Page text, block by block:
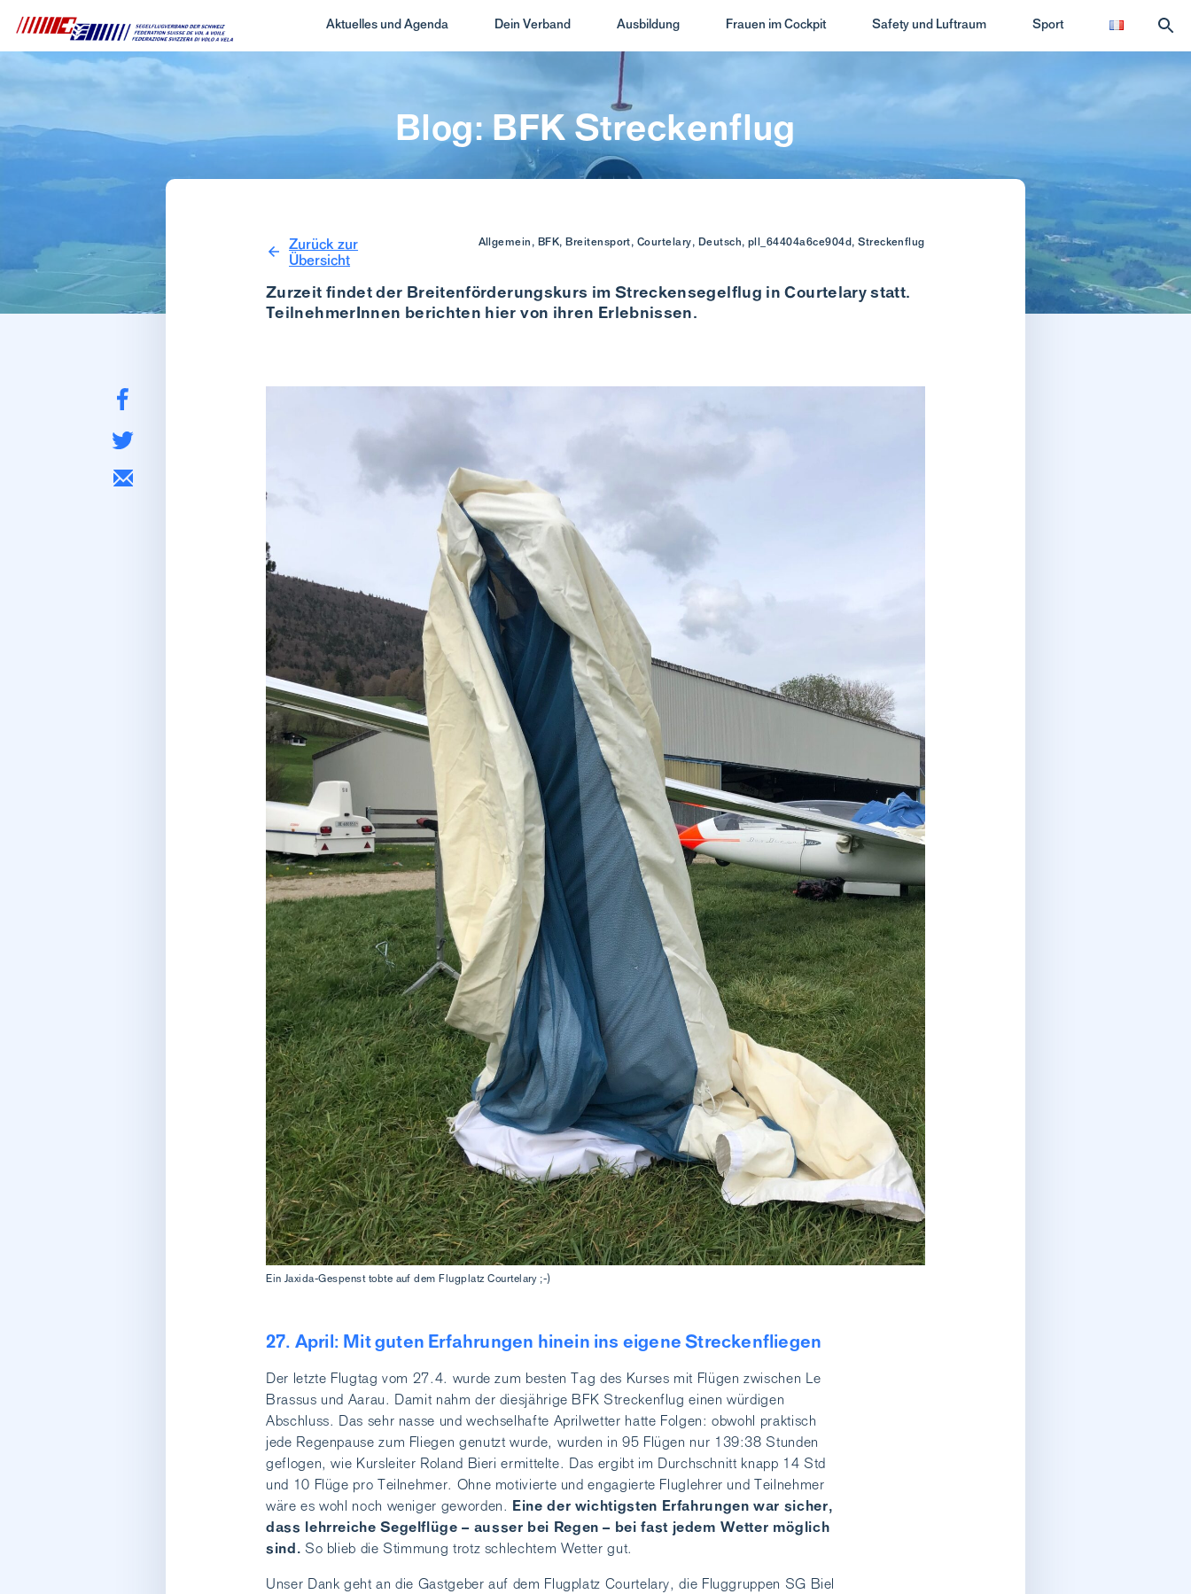
Aktuelles und Agenda Dein Verband Ausbildung Frauen im Cockpit Safety und Luftraum Sport
Blog: BFK Streckenflug
Zurück zur
Übersicht
Allgemein, BFK, Breitensport, Courtelary, Deutsch, pll_64404a6ce904d, Streckenflug
Zurzeit findet der Breitenförderungskurs im Streckensegelflug in Courtelary statt.
TeilnehmerInnen berichten hier von ihren Erlebnissen.
Ein Jaxida-Gespenst tobte auf dem Flugplatz Courtelary ;-)
27. April: Mit guten Erfahrungen hinein ins eigene Streckenfliegen
Der letzte Flugtag vom 27.4. wurde zum besten Tag des Kurses mit Flügen zwischen Le
Brassus und Aarau. Damit nahm der diesjährige BFK Streckenflug einen würdigen
Abschluss. Das sehr nasse und wechselhafte Aprilwetter hatte Folgen: obwohl praktisch
jede Regenpause zum Fliegen genutzt wurde, wurden in 95 Flügen nur 139:38 Stunden
geflogen, wie Kursleiter Roland Bieri ermittelte. Das ergibt im Durchschnitt knapp 14 Std
und 10 Flüge pro Teilnehmer. Ohne motivierte und engagierte Fluglehrer und Teilnehmer
wäre es wohl noch weniger geworden. Eine der wichtigsten Erfahrungen war sicher,
dass lehrreiche Segelflüge – ausser bei Regen – bei fast jedem Wetter möglich
sind. So blieb die Stimmung trotz schlechtem Wetter gut.
Unser Dank geht an die Gastgeber auf dem Flugplatz Courtelary, die Fluggruppen SG Biel